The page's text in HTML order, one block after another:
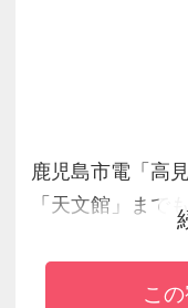
鹿児島市電「高
「天文館」まで
す。ご宿泊者専
炭酸泉大浴場を
こ